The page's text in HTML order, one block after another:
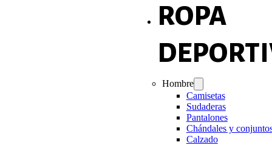
ROPA
Hombre
Camisetas
Sudaderas
Pantalones
Chándales y
Calzado